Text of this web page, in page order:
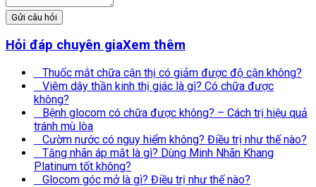
Gửi câu hỏi
Hỏi đáp chuyên giaXem thêm
Thuốc mắt chữa cận thị có giảm được độ cận không?
Viêm dây thần kinh thị giác là gì? Có chữa được
không?
Bệnh glocom có chữa được không? – Cách trị hiệu quả
tránh mù lòa
Cườm nước có nguy hiểm không? Điều trị như thế nào?
Tăng nhãn áp mắt là gì? Dùng Minh Nhãn Khang
Platinum tốt không?
Glocom góc mở là gì? Điều trị như thế nào?